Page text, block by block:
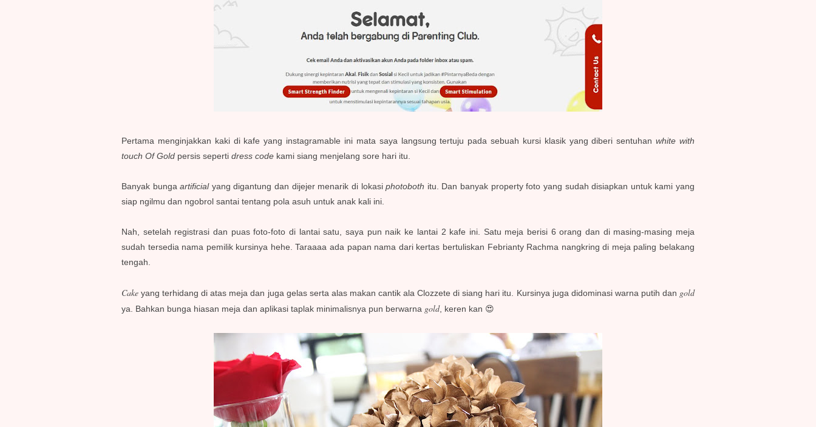
Pertama menginjakkan kaki di kafe yang instagramable ini mata saya langsung tertuju pada sebuah kursi klasik yang diberi sentuhanwhite with
touch Of Gold persis seperti dress code kami siang menjelang sore hari itu.
Banyak bungaartificialyang digantung dan dijejer menarik di lokasiphotoboth itu. Dan banyak property foto yang sudah disiapkan untuk kami yang
siap ngilmu dan ngobrol santai tentang pola asuh untuk anak kali ini.
Nah, setelah registrasi dan puas foto-foto di lantai satu, saya pun naik ke lantai 2 kafe ini. Satu meja berisi 6 orang dan di masing-masing meja
sudah tersedia nama pemilik kursinya hehe. Taraaaa ada papan nama dari kertas bertuliskan Febrianty Rachma nangkring di meja paling belakang
tengah.
Cakeyang terhidang di atas meja dan juga gelas serta alas makan cantik ala Clozzete di siang hari itu. Kursinya juga didominasi warna putih dan gold
ya. Bahkan bunga hiasan meja dan aplikasi taplak minimalisnya pun berwarna gold, keren kan 😍